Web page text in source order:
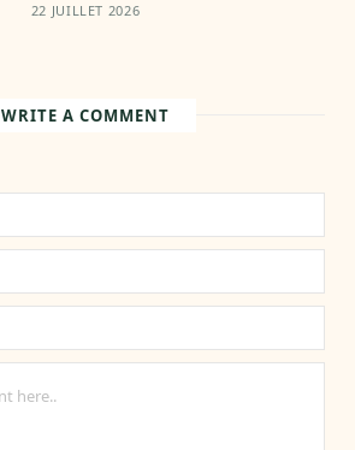
22 JUILLET 2026
WRITE A COMMENT